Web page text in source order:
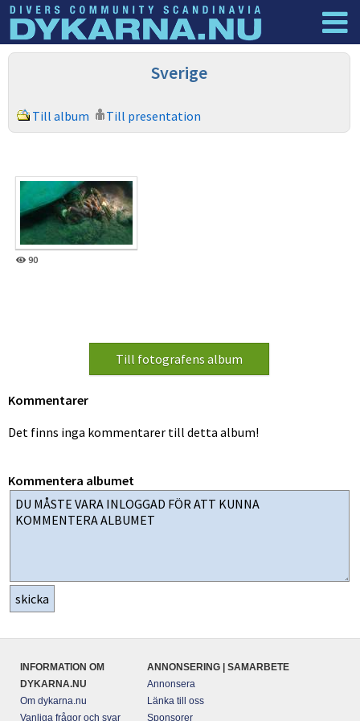
Dyknyheter Sverige
Till album Till presentation
90
Kommentarer
Det finns inga kommentarer till detta album!
Kommentera albumet
INFORMATION OM
DYKARNA.NU
Om dykarna.nu
Vanliga frågor och svar
ANNONSERING | SAMARBETE
Annonsera
Länka till oss
Sponsorer